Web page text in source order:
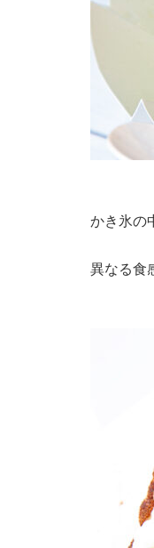
かき氷の
異なる食